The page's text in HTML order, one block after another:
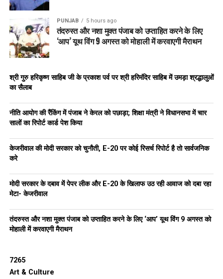
PUNJAB 5 hours ago
तंदरुस्त और नशा मुक्त पंजाब को उप्ताहित करने के लिए
‘आप’ यूथ विंग 9 अगस्त को मोहाली में करवाएगी मैराथन
श्री गुरु हरिकृष्ण साहिब जी के प्रकाश पर्व पर श्री हरिमंदिर साहिब में उमड़ा श्रद्धालुओं
का सैलाब
नीति आयोग की रैंकिंग में पंजाब ने केरल को पछाड़ा; शिक्षा मंत्री ने विधानसभा में चार
सालों का रिपोर्ट कार्ड पेश किया
केजरीवाल की मोदी सरकार को चुनौती, E-20 पर कोई रिसर्च रिपोर्ट है तो सार्वजनिक
करे
मोदी सरकार के दबाव में पेपर लीक और E-20 के खिलाफ उठ रही आवाज को दबा रहा
मेटा- केजरीवाल
तंदरुस्त और नशा मुक्त पंजाब को उप्ताहित करने के लिए ‘आप’ यूथ विंग 9 अगस्त को
मोहाली में करवाएगी मैराथन
7265
Art & Culture